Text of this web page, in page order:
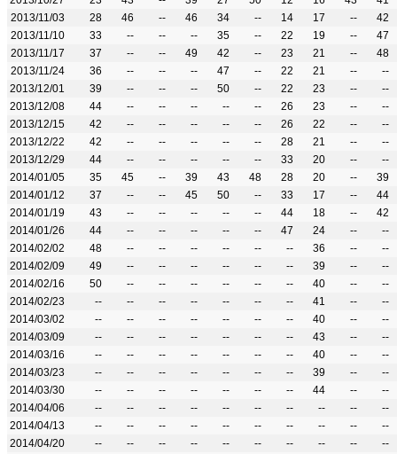
2013/11/03
28 46 -- 46 34 -- 14 17 --
42
2013/11/10
33 -- -- -- 35 -- 22 19 --
47
2013/11/17
37 -- -- 49 42 -- 23 21 --
48
2013/11/24
36 -- -- -- 47 -- 22 21 --
--
2013/12/01
39 -- -- -- 50 -- 22 23 --
--
2013/12/08
44 -- -- -- -- -- 26 23 --
--
2013/12/15
42 -- -- -- -- -- 26 22 --
--
2013/12/22
42 -- -- -- -- -- 28 21 --
--
2013/12/29
44 -- -- -- -- -- 33 20 --
--
2014/01/05
35 45 -- 39 43 48 28 20 --
39
2014/01/12
37 -- -- 45 50 -- 33 17 --
44
2014/01/19
43 -- -- -- -- -- 44 18 --
42
2014/01/26
44 -- -- -- -- -- 47 24 --
--
2014/02/02
48 -- -- -- -- -- -- 36 --
--
2014/02/09
49 -- -- -- -- -- -- 39 --
--
2014/02/16
50 -- -- -- -- -- -- 40 --
--
2014/02/23
-- -- -- -- -- -- -- 41 --
--
2014/03/02
-- -- -- -- -- -- -- 40 --
--
2014/03/09
-- -- -- -- -- -- -- 43 --
--
2014/03/16
-- -- -- -- -- -- -- 40 --
--
2014/03/23
-- -- -- -- -- -- -- 39 --
--
2014/03/30
-- -- -- -- -- -- -- 44 --
--
2014/04/06
-- -- -- -- -- -- -- -- --
--
2014/04/13
-- -- -- -- -- -- -- -- --
--
2014/04/20
-- -- -- -- -- -- -- -- --
--